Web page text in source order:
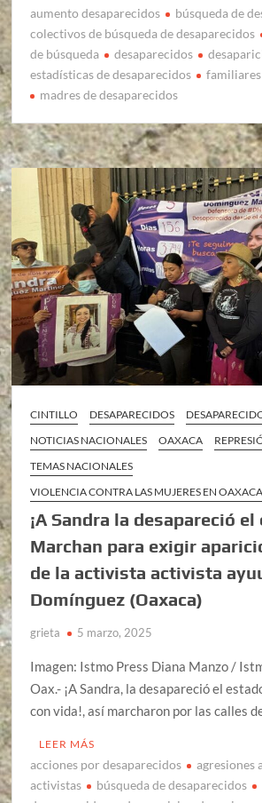
aumento desaparecidos
búsqueda de
colectivos de búsqueda de desaparecidos
de búsqueda
desaparecidos
estadísticas de desaparecidos
madres de desaparecidos
CINTILLO DESAPARECIDOS
NOTICIAS NACIONALES
OAXACA
TEMAS NACIONALES
VIOLENCIA CONTRA LAS MUJERES EN OAXACA
¡A Sandra la desapareció el
Marchan para exigir
de la activista activista
Domínguez (Oaxaca)
grieta 5 marzo, 2025
Imagen: Istmo Press Diana Manzo /
Oax.- ¡A Sandra, la desapareció el
con vida!, así marcharon por las calles
LEER MÁS
acciones por desaparecidos
agresiones
activistas
búsqueda de desaparecidos